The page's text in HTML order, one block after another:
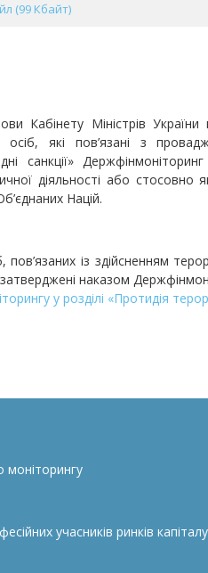
(99 Кбайт)
Кабінету Міністрів
осіб, які пов’язані з
санкції»
діяльності або стосовно
Націй.
пов’язаних із здійсненням
затверджені наказом
у розділі «Протидія
моніторингу
учасників ринків капіталу